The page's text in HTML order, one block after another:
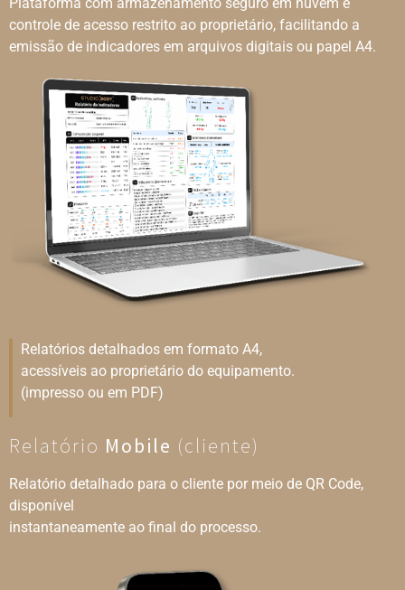
controle de acesso restrito ao proprietário, facilitando a
emissão de indicadores em arquivos digitais ou papel A4.
Relatórios detalhados em formato A4,
acessíveis ao proprietário do equipamento.
(impresso ou em PDF)
Relatório Mobile (cliente)
Relatório detalhado para o cliente por meio de QR Code,
disponível
instantaneamente ao final do processo.